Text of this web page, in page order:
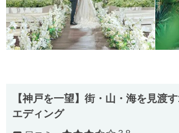
【神戸を一望】街・山・海を見渡
エディング